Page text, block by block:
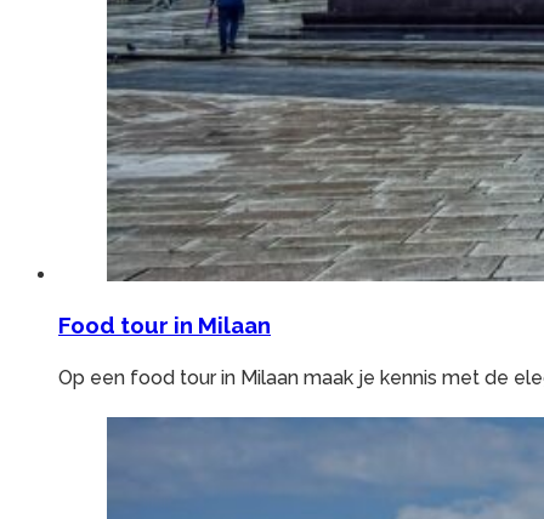
Food tour in Milaan
Op een food tour in Milaan maak je kennis met de